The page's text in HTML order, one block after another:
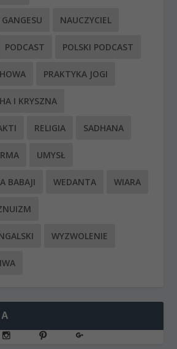
NAUCZYCIEL
PODCAST POLSKI PODCAST
PRAKTYKA JOGI
I KRYSZNA
RELIGIA SADHANA
UMYSŁ
BABAJI WEDANTA WIARA
WYZWOLENIE